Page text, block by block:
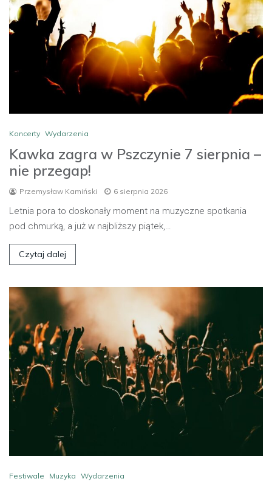
Koncerty Wydarzenia
Kawka zagra w Pszczynie 7 sierpnia –
nie przegap!
Przemysław Kamiński 6 sierpnia 2026
Letnia pora to doskonały moment na muzyczne spotkania
pod chmurką, a już w najbliższy piątek,…
Czytaj dalej
Festiwale Muzyka Wydarzenia